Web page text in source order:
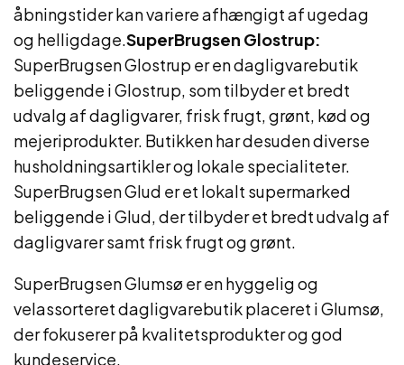
åbningstider kan variere afhængigt af ugedag
og helligdage.SuperBrugsen Glostrup:
SuperBrugsen Glostrup er en dagligvarebutik
beliggende i Glostrup, som tilbyder et bredt
udvalg af dagligvarer, frisk frugt, grønt, kød og
mejeriprodukter. Butikken har desuden diverse
husholdningsartikler og lokale specialiteter.
SuperBrugsen Glud er et lokalt supermarked
beliggende i Glud, der tilbyder et bredt udvalg af
dagligvarer samt frisk frugt og grønt.
SuperBrugsen Glumsø er en hyggelig og
velassorteret dagligvarebutik placeret i Glumsø,
der fokuserer på kvalitetsprodukter og god
kundeservice.